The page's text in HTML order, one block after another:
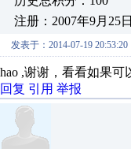
注册：2007年9月25日
发表于：2014-07-19 20:53:20
hao ,谢谢，看看如果可
回复 引用 举报